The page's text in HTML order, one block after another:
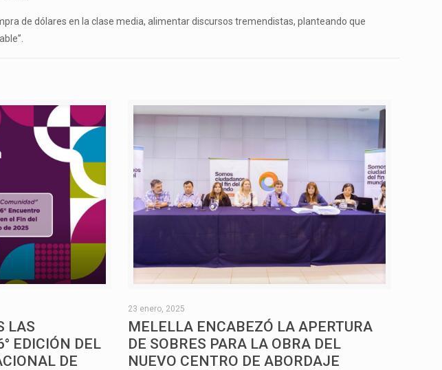
de dólares en la clase media, alimentar discursos tremendistas, planteando que
LAS
EDICIÓN DEL
DE
23 enero, 2025
MELELLA ENCABEZÓ LA APERTURA
DE SOBRES PARA LA OBRA DEL
NUEVO CENTRO DE ABORDAJE